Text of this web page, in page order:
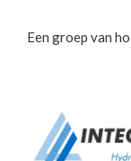
Een groep van